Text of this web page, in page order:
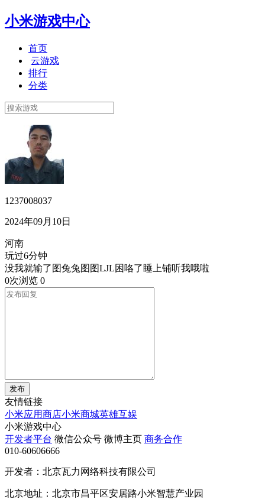
小米游戏中心
首页
云游戏
排行
分类
1237008037
2024年09月10日
河南
玩过6分钟
没我就输了图兔兔图图LJL困咯了睡上铺听我哦啦
0次浏览 0
发布
友情链接
小米应用商店小米商城英雄互娱
小米游戏中心
开发者平台 微信公众号 微博主页 商务合作
010-60606666
开发者：北京瓦力网络科技有限公司
北京地址：北京市昌平区安居路小米智慧产业园